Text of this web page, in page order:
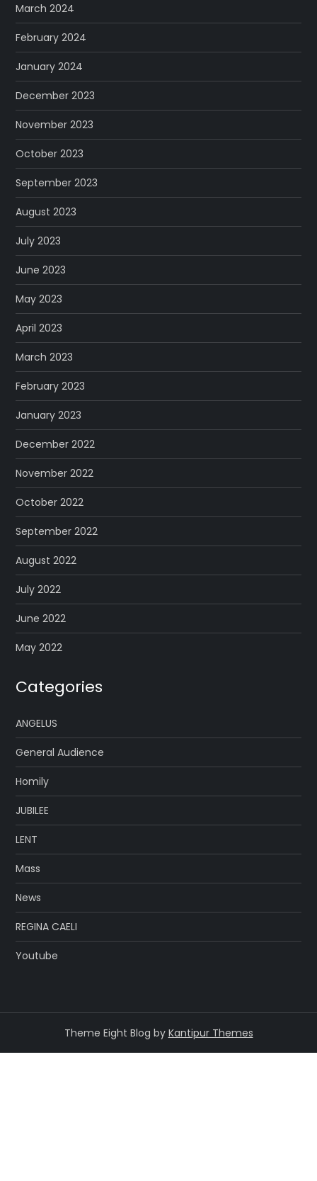
March 2024
February 2024
January 2024
December 2023
November 2023
October 2023
September 2023
August 2023
July 2023
June 2023
May 2023
April 2023
March 2023
February 2023
January 2023
December 2022
November 2022
October 2022
September 2022
August 2022
July 2022
June 2022
May 2022
Categories
ANGELUS
General Audience
Homily
JUBILEE
LENT
Mass
News
REGINA CAELI
Youtube
Theme Eight Blog by Kantipur Themes